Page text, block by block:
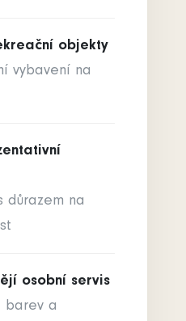
objekty
vybavení na
důrazem na
osobní servis
barev a